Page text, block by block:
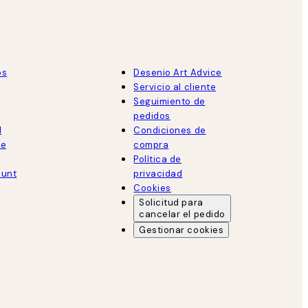
Desenio Art Advice
Servicio al cliente
Seguimiento de
pedidos
Condiciones de
compra
Política de
privacidad
Cookies
Solicitud para
cancelar el pedido
Gestionar cookies